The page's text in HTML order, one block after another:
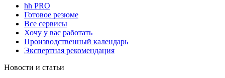
hh PRO
Готовое резюме
Все сервисы
Хочу у вас работать
Производственный календарь
Экспертная рекомендация
Новости и статьи